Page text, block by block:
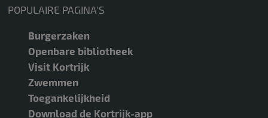
POPULAIRE PAGINA'S
Burgerzaken
Openbare bibliotheek
Visit Kortrijk
Zwemmen
Toegankelijkheid
Download de Kortrijk-app